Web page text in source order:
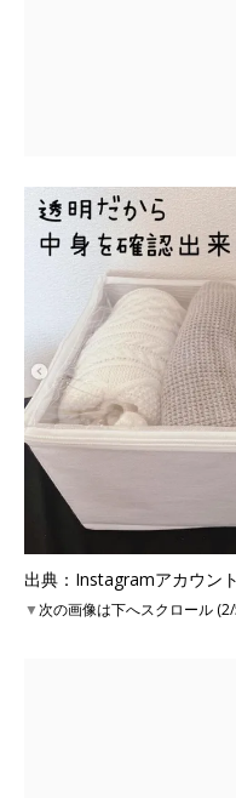
出典：Instagramアカウン
▼次の画像は下へスクロール